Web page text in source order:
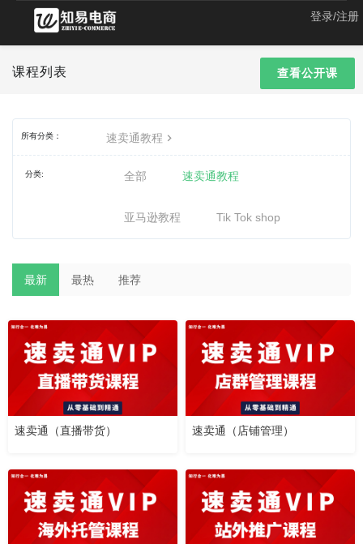
登录/注册
课程列表 查看公开课
所有分类： 速卖通教程
分类: 全部 速卖通教程
亚马逊教程 Tik Tok shop
最新 最热 推荐
速卖通（直播带货） 速卖通（店铺管理）